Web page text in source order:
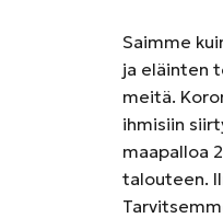
Saimme
ja eläinten
meitä.
ihmisiin
maapalloa
talouteen.